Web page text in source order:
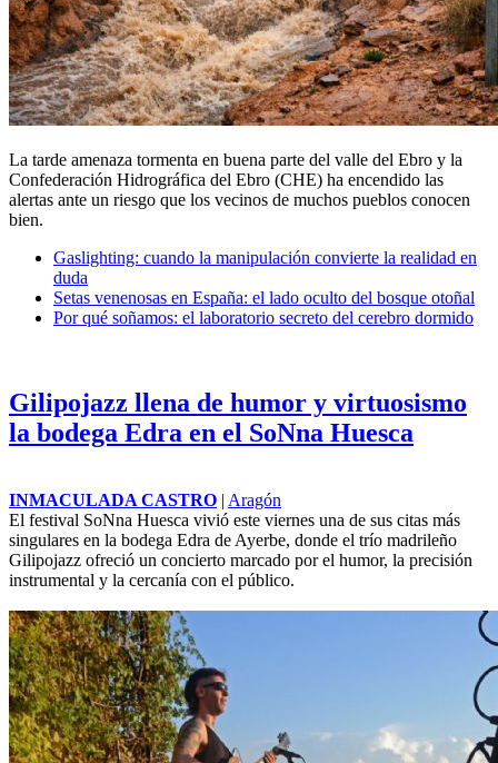
La tarde amenaza tormenta en buena parte del valle del Ebro y la
Confederación Hidrográfica del Ebro (CHE) ha encendido las
alertas ante un riesgo que los vecinos de muchos pueblos conocen
bien.
Gaslighting: cuando la manipulación convierte la realidad en
duda
Setas venenosas en España: el lado oculto del bosque otoñal
Por qué soñamos: el laboratorio secreto del cerebro dormido
Gilipojazz llena de humor y virtuosismo
la bodega Edra en el SoNna Huesca
INMACULADA CASTRO | Aragón
El festival SoNna Huesca vivió este viernes una de sus citas más
singulares en la bodega Edra de Ayerbe, donde el trío madrileño
Gilipojazz ofreció un concierto marcado por el humor, la precisión
instrumental y la cercanía con el público.